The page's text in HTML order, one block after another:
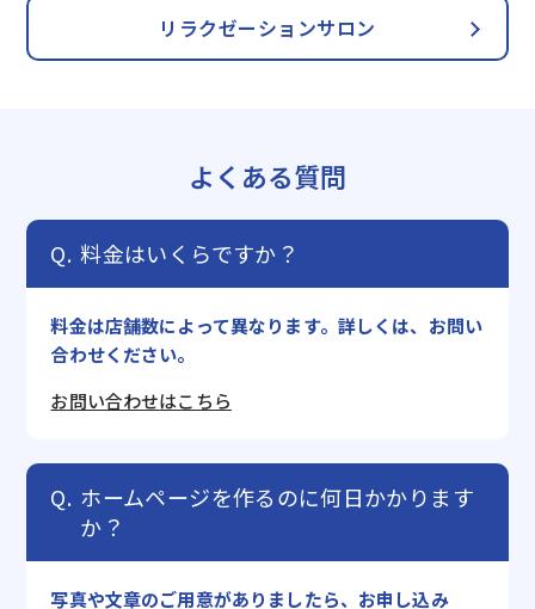
リラクゼーションサロン
よくある質問
料金はいくらですか？
料金は店舗数によって異なります。詳しくは、お問い
合わせください。
お問い合わせはこちら
ホームページを作るのに何日かかります
か？
写真や文章のご用意がありましたら、お申し込み